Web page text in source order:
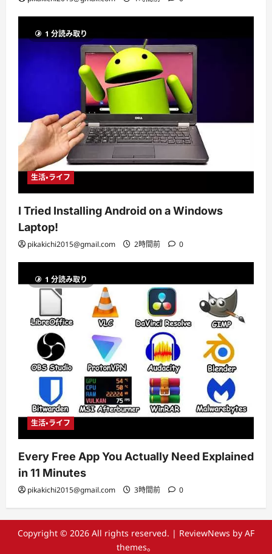
1 分読み取り
生活・ライフ
I Tried Installing Android on a Windows
Laptop!
pikakichi2015@gmail.com 2時間前 0
1 分読み取り
生活・ライフ
Every Free App You Actually Need Explained
in 11 Minutes
pikakichi2015@gmail.com 3時間前 0
Copyright © 2026 All rights reserved. | ReviewNews by AF
themes。